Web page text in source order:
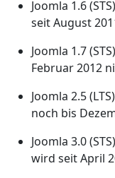
Joomla 1.6
seit August
Joomla 1.7
Februar 2012
Joomla 2.5
noch bis
Joomla 3.0
wird seit April